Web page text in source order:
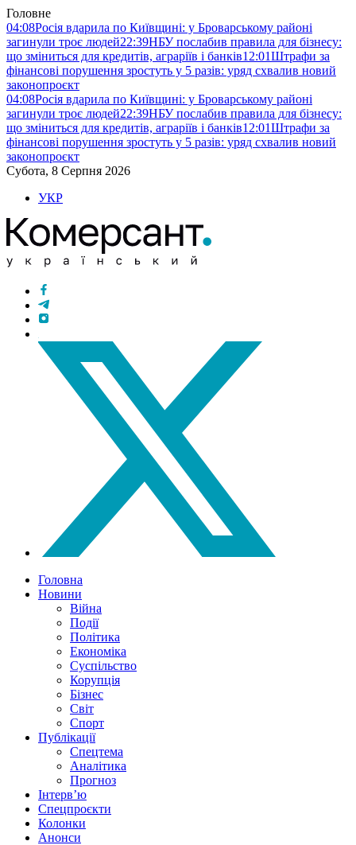
Головне
04:08Росія вдарила по Київщині: у Броварському районі
загинули троє людей22:39НБУ послабив правила для бізнесу:
що зміниться для кредитів, аграріїв і банків12:01Штрафи за
фінансові порушення зростуть у 5 разів: уряд схвалив новий
законопроєкт
04:08Росія вдарила по Київщині: у Броварському районі
загинули троє людей22:39НБУ послабив правила для бізнесу:
що зміниться для кредитів, аграріїв і банків12:01Штрафи за
фінансові порушення зростуть у 5 разів: уряд схвалив новий
законопроєкт
Субота, 8 Серпня 2026
УКР
Головна
Новини
Війна
Події
Політика
Економіка
Суспільство
Корупція
Бізнес
Світ
Спорт
Публікації
Спецтема
Аналітика
Прогноз
Інтерв’ю
Спецпроєкти
Колонки
Анонси